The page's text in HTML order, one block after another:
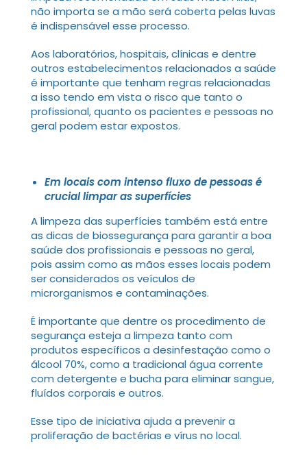
não importa se a mão será coberta pelas luvas
é indispensável esse processo.
Aos laboratórios, hospitais, clínicas e dentre
outros estabelecimentos relacionados a saúde
é importante que tenham regras relacionadas
a isso tendo em vista o risco que tanto o
profissional, quanto os pacientes e pessoas no
geral podem estar expostos.
Em locais com intenso fluxo de pessoas é
crucial limpar as superfícies
A limpeza das superfícies também está entre
as dicas de biossegurança para garantir a boa
saúde dos profissionais e pessoas no geral,
pois assim como as mãos esses locais podem
ser considerados os veículos de
microrganismos e contaminações.
É importante que dentre os procedimento de
segurança esteja a limpeza tanto com
produtos específicos a desinfestação como o
álcool 70%, como a tradicional água corrente
com detergente e bucha para eliminar sangue,
fluídos corporais e outros.
Esse tipo de iniciativa ajuda a prevenir a
proliferação de bactérias e vírus no local.